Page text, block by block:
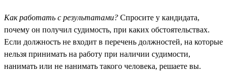
Как работать с результатами? Спросите у кандидата,
почему он получил судимость, при каких обстоятельствах.
Если должность не входит в перечень должностей, на которые
нельзя принимать на работу при наличии судимости,
нанимать или не нанимать такого человека, решаете вы.